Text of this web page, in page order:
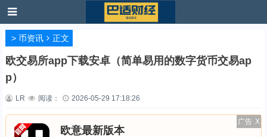
> 币资讯 正文
欧交易所app下载安卓（简单易用的数字货币交易ap
p）
LR 阅读： 2026-05-29 17:18:26
广告 X
欧意最新版本